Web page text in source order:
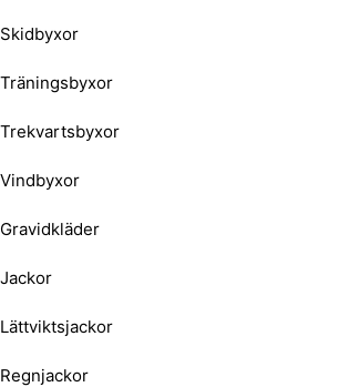
Skidbyxor
Träningsbyxor
Trekvartsbyxor
Vindbyxor
Gravidkläder
Jackor
Lättviktsjackor
Regnjackor